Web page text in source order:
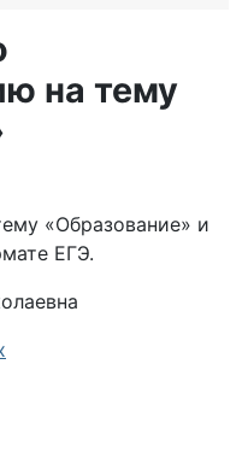
на тему
«Образование» и
ЕГЭ.